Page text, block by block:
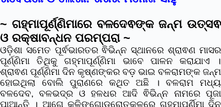
~ ଗହ୍ମାପୂର୍ଣ୍ଣିମାରେ ବଳଦେଵଙ୍କ ଜନ୍ମ ଉତ୍ସଵ
ଓ ରକ୍ଷାବନ୍ଧନ ପରମ୍ପରା ~
ଓଡ଼ିଶା ସମେତ ପୂର୍ଵଭାରତର ଵିଭିନ୍ନ ସ୍ଥାନରେ ଶ୍ରାଵଣ ମାସର
ପୂର୍ଣ୍ଣିମା ତିଥିକୁ ଗହ୍ମାପୂର୍ଣ୍ଣିମା ଭାବେ ପାଳନ କରାଯାଏ ।
ଶ୍ରାଵଣ ପୂର୍ଣ୍ଣିମା ଦିନ କୃଷ୍ଣଙ୍କର ବଡ଼ ଭାଇ ବଳରାମଙ୍କ ଜନ୍ମ
ହୋଇଥିଲା ବୋଲି ପୁରାଣରେ କଥିତ ଅଛି । ବଳରାମ ମଧ୍ୟ
ବଳଦେବ, ବଳଭଦ୍ର ଓ ହଳଧର ଆଦି ଵିଭିନ୍ନ ନାମରେ ପୂଜା
ପାଆନ୍ତି । ଆଗେ କଳିଙ୍ଗୋଡ୍ରୋତ୍କଳରେ ଗହ୍ମାପୂର୍ଣିମା ଦିନ